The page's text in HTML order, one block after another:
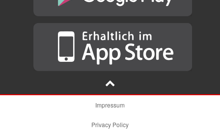
Impressum
Privacy Policy